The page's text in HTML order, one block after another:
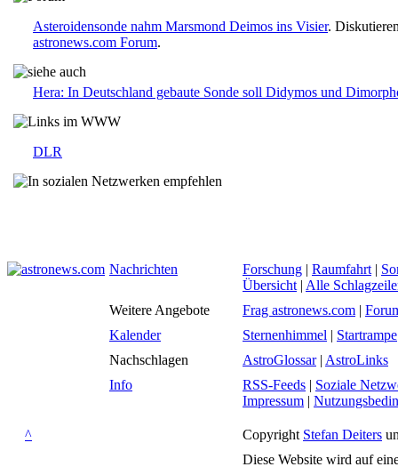
Asteroidensonde nahm Marsmond Deimos ins Visier.
astronews.com Forum.
Hera: In Deutschland gebaute Sonde soll Didymos und
DLR
Nachrichten Forschung | Raumfahrt |
Übersicht | Alle
Weitere Angebote
Frag astronews.com |
Kalender
Sternenhimmel | Startrampe
Nachschlagen
AstroGlossar| AstroLinks
Info
RSS-Feeds | Soziale
Impressum |
^ Copyright Stefan Deiters
Diese Website wird auf